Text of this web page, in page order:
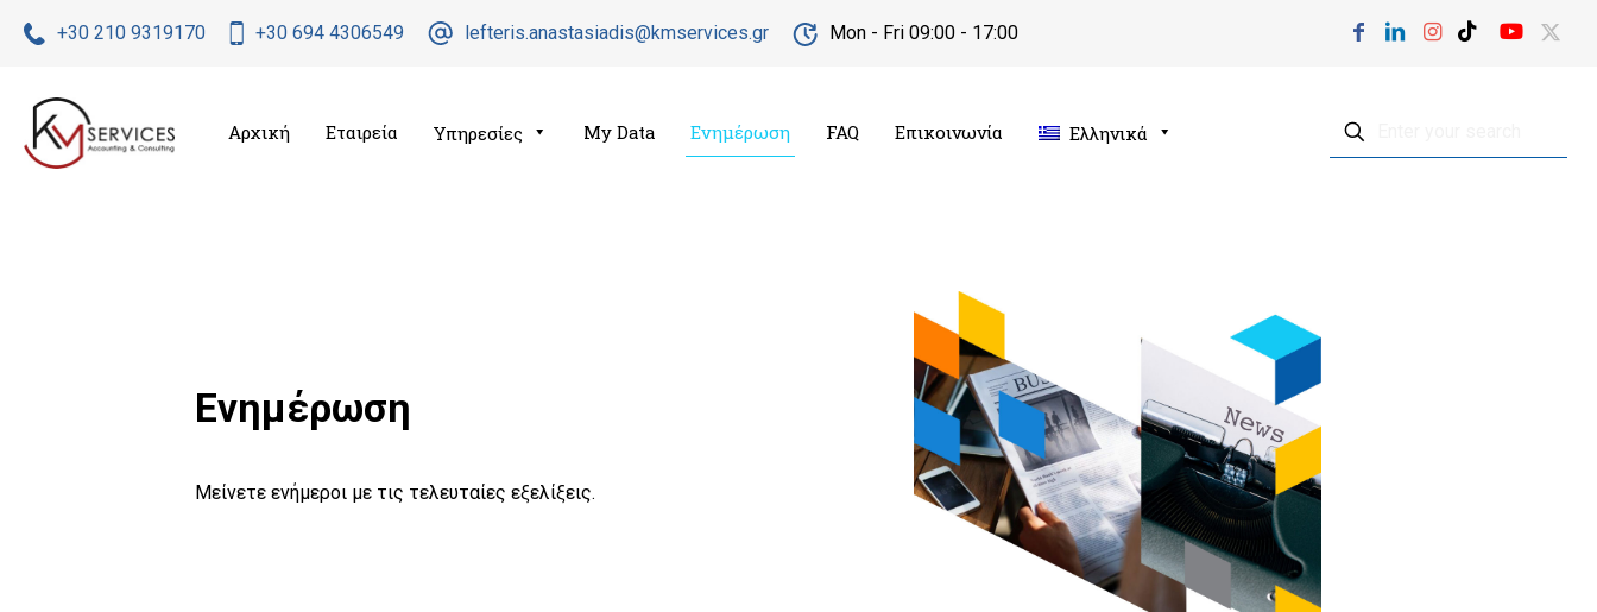
Mon - Fri 09:00 - 17:00
+30 210 9319170 +30 694 4306549 lefteris.anastasiadis@kmservices.gr
Αρχική Εταιρεία Υπηρεσίες My Data Ενημέρωση FAQ Επικοινωνία Ελληνικά
Ενημέρωση
Μείνετε ενήμεροι με τις τελευταίες εξελίξεις.